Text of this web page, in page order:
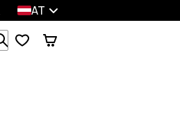
AT
Durchsuche 1 000+ Produkte